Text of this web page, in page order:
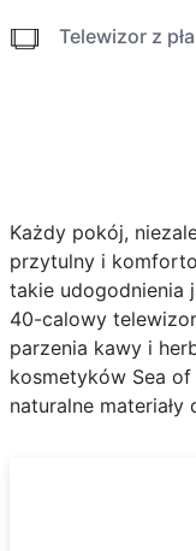
Telewizor z
Każdy pokój,
przytulny i
takie udogodnienia
40-calowy
parzenia kawy i
kosmetyków Sea
naturalne